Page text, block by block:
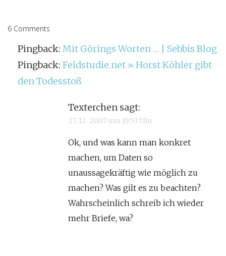
6 Comments
Pingback: Mit Görings Worten … | Sebbis Blog
Pingback: Feldstudie.net » Horst Köhler gibt
den Todesstoß
Texterchen sagt:
27. 12. 2007 um 19:53 Uhr
Ok, und was kann man konkret
machen, um Daten so
unaussagekräftig wie möglich zu
machen? Was gilt es zu beachten?
Wahrscheinlich schreib ich wieder
mehr Briefe, wa?